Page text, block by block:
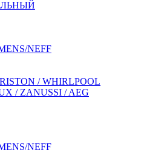
NEFF
/ WHIRLPOOL
/ ZANUSSI / AEG
NEFF